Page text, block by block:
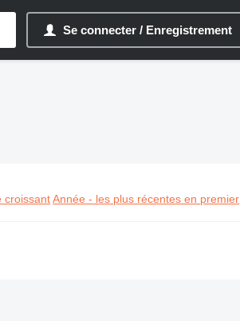
Se connecter / Enregistrement
croissant Année - les plus récentes en premier